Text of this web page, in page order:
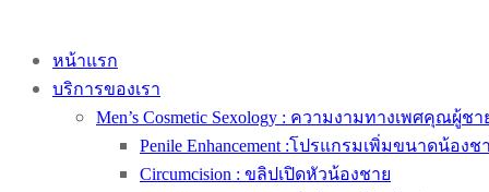
หน้าแรก
บริการของเรา
Men’s Cosmetic Sexology : ความงามทางเพศคุณผู้ชา
Penile Enhancement :โปรแกรมเพิ่มขนาดน้องช
Circumcision : ขลิปเปิดหัวน้องชาย